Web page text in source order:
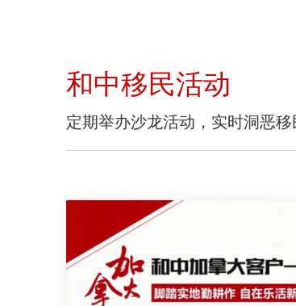
和中移民活动
定期举办沙龙活动，实时洞恶
查看详情 >